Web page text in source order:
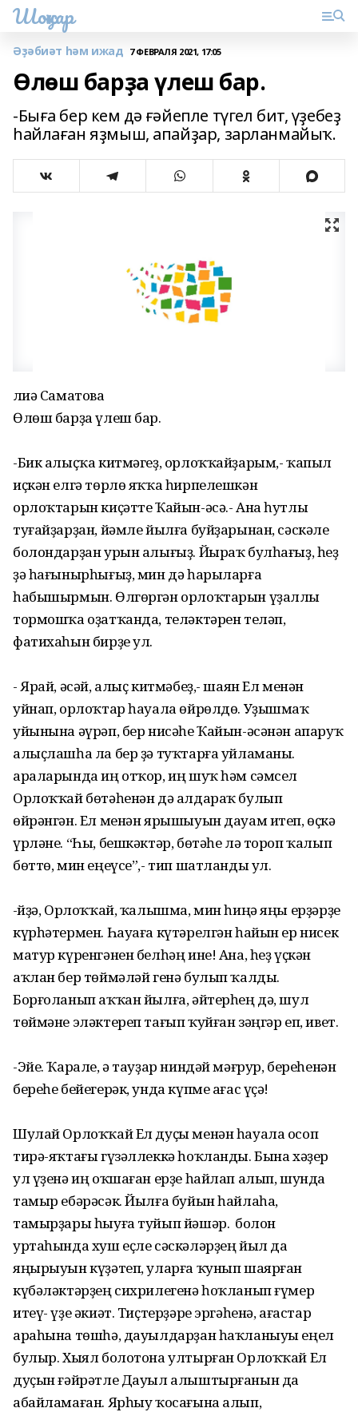
Шоңҡар
Әҙәбиәт һәм ижад 7 ФЕВРАЛЯ 2021, 17:05
Өлөш барҙа үлеш бар.
-Быға бер кем дә ғәйепле түгел бит, үҙебеҙ
һайлаған яҙмыш, апайҙар, зарланмайыҡ.
Әлиә Саматова
Өлөш барҙа үлеш бар.
-Бик алыҫҡа китмәгеҙ, орлоҡҡайҙарым,- ҡапыл
иҫкән елгә төрлө яҡҡа һирпелешкән
орлоҡтарын киҫәтте Ҡайын-әсә.- Ана һутлы
туғайҙарҙан, йәмле йылға буйҙарынан, сәскәле
болондарҙан урын алығыҙ. Йыраҡ булһағыҙ, һеҙ
ҙә һағынырһығыҙ, мин дә һарыларға
һабышырмын. Өлгөргән орлоҡтарын үҙаллы
тормошҡа оҙатҡанда, теләктәрен теләп,
фатихаһын бирҙе ул.
- Ярай, әсәй, алыҫ китмәбеҙ,- шаян Ел менән
уйнап, орлоҡтар һауала өйрөлдө. Уҙышмаҡ
уйынына әүрәп, бер нисәһе Ҡайын-әсәнән апаруҡ
алыҫлашһа ла бер ҙә туҡтарға уйламаны. Ә
араларында иң отҡор, иң шуҡ һәм сәмсел
Орлоҡҡай бөтәһенән дә алдараҡ булып
өйрәнгән. Ел менән ярышыуын дауам итеп, өҫкә
үрләне. “Һы, бешкәктәр, бөтәһе лә тороп ҡалып
бөттө, мин еңеүсе”,- тип шатланды ул.
-Әйҙә, Орлоҡҡай, ҡалышма, мин һиңә яңы ерҙәрҙе
күрһәтермен. Һауаға күтәрелгән һайын ер нисек
матур күренгәнен белһәң ине! Ана, һеҙ үҫкән
аҡлан бер төймәләй генә булып ҡалды.
Борғоланып аҡҡан йылға, әйтерһең дә, шул
төймәне эләктереп тағып ҡуйған зәңгәр еп, ивет.
-Эйе. Ҡарале, ә тауҙар ниндәй мәғрур, береһенән
береһе бейегерәк, унда күпме ағас үҫә!
Шулай Орлоҡҡай Ел дуҫы менән һауала осоп
тирә-яҡтағы гүзәллеккә һоҡланды. Бына хәҙер
ул үҙенә иң оҡшаған ерҙе һайлап алып, шунда
тамыр ебәрәсәк. Йылға буйын һайлаһа,
тамырҙары һыуға туйып йәшәр. Ә болон
уртаһында хуш еҫле сәскәләрҙең йыл да
яңырыуын күҙәтеп, уларға ҡунып шаярған
күбәләктәрҙең сихрилегенә һоҡланып ғүмер
итеү- үҙе әкиәт. Тиҫтерҙәре эргәһенә, ағастар
араһына төшһә, дауылдарҙан һаҡланыуы еңел
булыр. Хыял болотона ултырған Орлоҡҡай Ел
дуҫын ғәйрәтле Дауыл алыштырғанын да
абайламаған. Ярһыу ҡосағына алып,